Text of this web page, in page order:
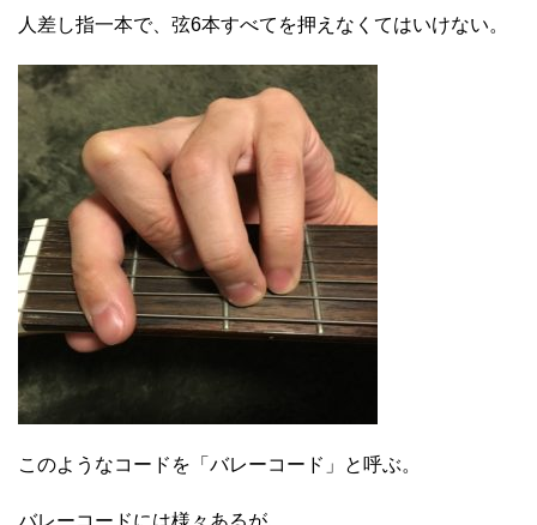
人差し指一本で、弦6本すべてを押えなくてはいけない。
このようなコードを「バレーコード」と呼ぶ。
バレーコードには様々あるが、